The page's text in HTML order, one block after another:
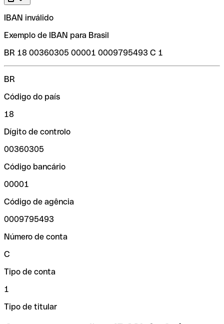
IBAN inválido
Exemplo de IBAN para Brasil
BR 18 00360305 00001 0009795493 C 1
BR
Código do país
18
Dígito de controlo
00360305
Código bancário
00001
Código de agência
0009795493
Número de conta
C
Tipo de conta
1
Tipo de titular